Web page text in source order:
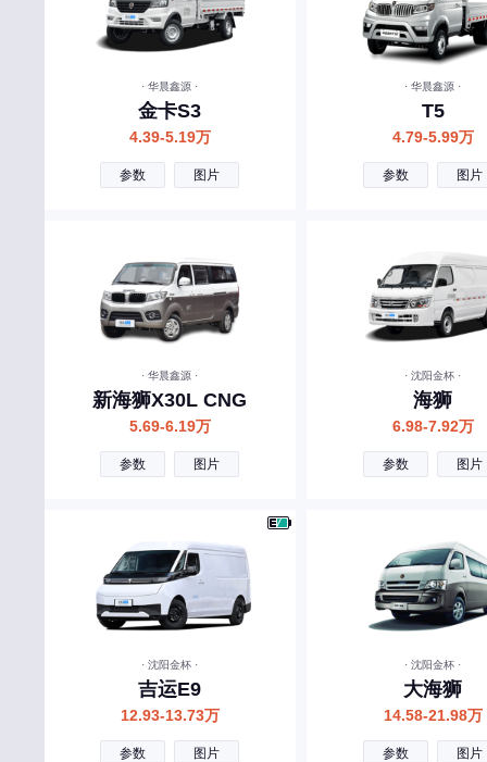
· 华晨鑫源 ·
金卡S3
4.39-5.19万
参数 图片
· 华晨鑫源 ·
T5
4.79-5.99万
参数 图片
· 华晨鑫源 ·
新海狮X30L CNG
5.69-6.19万
参数 图片
· 沈阳金杯 ·
海狮
6.98-7.92万
参数 图片
· 沈阳金杯 ·
吉运E9
12.93-13.73万
参数 图片
· 沈阳金杯 ·
大海狮
14.58-21.98万
参数 图片
雷克萨斯
理想汽车
岚图汽车
劳斯莱斯
兰博基尼
莲花跑车
雷丁
菱势汽车
领途汽车